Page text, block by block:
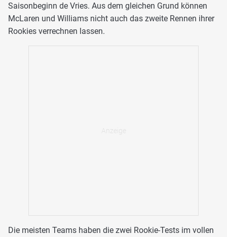
Saisonbeginn de Vries. Aus dem gleichen Grund können
McLaren und Williams nicht auch das zweite Rennen ihrer
Rookies verrechnen lassen.
Die meisten Teams haben die zwei Rookie-Tests im vollen